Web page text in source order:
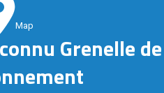
Map
Grenelle de